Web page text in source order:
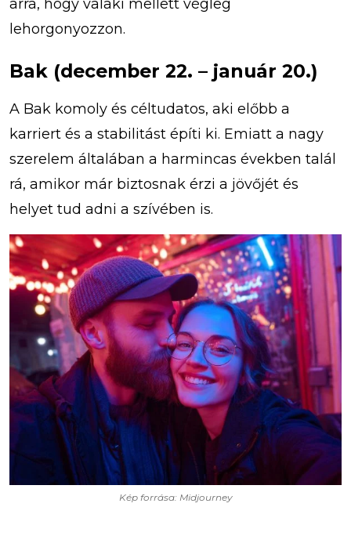
arra, hogy valaki mellett végleg
lehorgonyozzon.
Bak (december 22. – január 20.)
A Bak komoly és céltudatos, aki előbb a
karriert és a stabilitást építi ki. Emiatt a nagy
szerelem általában a harmincas években talál
rá, amikor már biztosnak érzi a jövőjét és
helyet tud adni a szívében is.
Kép forrása: Midjourney